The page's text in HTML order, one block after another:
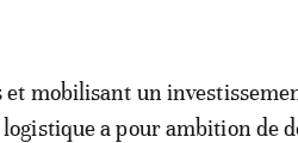
mobilisant un
a pour ambition de